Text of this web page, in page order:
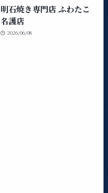
明石焼き専門店 ふわたこ
名護店
2026/06/08